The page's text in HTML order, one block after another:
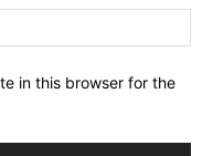
in this browser for the